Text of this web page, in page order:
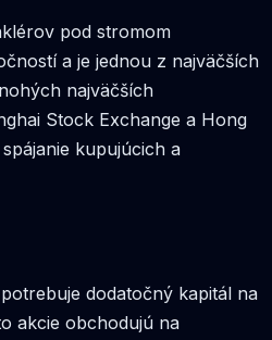
pod stromom
a je jednou z najväčších
najväčších
Stock Exchange a Hong
kupujúcich a
dodatočný kapitál na
akcie obchodujú na